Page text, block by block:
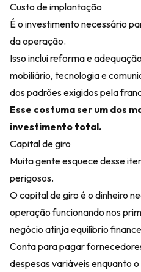
Custo de implantação
É o investimento necessário
da operação.
Isso inclui reforma e
mobiliário, tecnologia e
dos padrões exigidos pela
Esse costuma ser um dos
investimento total.
Capital de giro
Muita gente esquece desse
perigosos.
O capital de giro é o dinheiro
operação funcionando nos
negócio atinja equilíbrio
Conta para pagar
despesas variáveis enquanto